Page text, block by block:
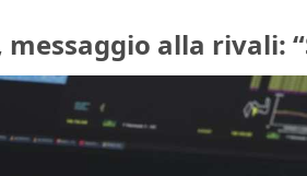
messaggio alla rivali: